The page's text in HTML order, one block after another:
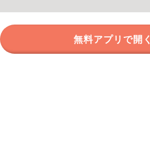
無料アプリで開く